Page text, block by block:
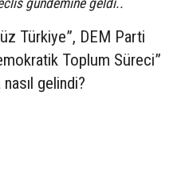
gündemine geldi..
Türkiye”, DEM Parti
Toplum Süreci”
gelindi?